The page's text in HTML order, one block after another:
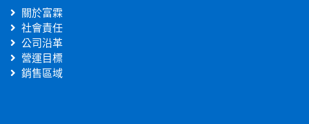
關於富霖
社會責任
公司沿革
營運目標
銷售區域